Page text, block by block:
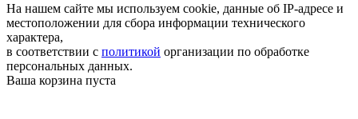
На нашем сайте мы используем cookie, данные об IP-адресе и
местоположении для сбора информации технического
характера,
в соответствии с политикой организации по обработке
персональных данных.
Ваша корзина пуста